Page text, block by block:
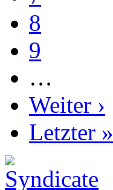
8
9
…
Weiter ›
Letzter »